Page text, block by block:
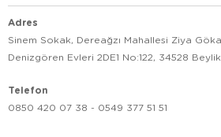
Adres
Sinem Sokak, Dereağzı Mahallesi Ziya
Denizgören Evleri 2DE1 No:122, 34528
Telefon
0850 420 07 38 - 0549 377 51 51